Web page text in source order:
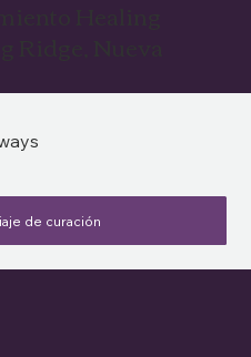
de curación